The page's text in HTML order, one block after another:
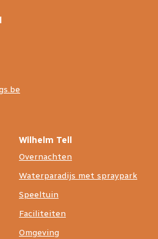
Wilhelm Tell
Overnachten
Waterparadijs met spraypark
Speeltuin
Faciliteiten
Omgeving